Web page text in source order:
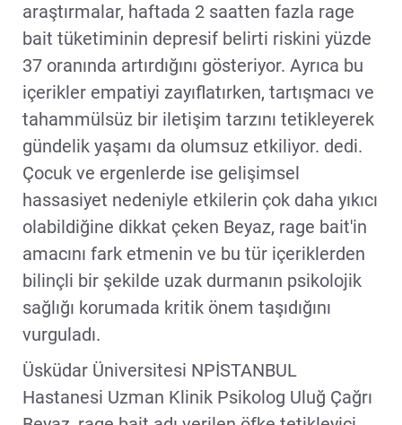
araştırmalar, haftada 2 saatten fazla rage
bait tüketiminin depresif belirti riskini yüzde
37 oranında artırdığını gösteriyor. Ayrıca bu
içerikler empatiyi zayıflatırken, tartışmacı ve
tahammülsüz bir iletişim tarzını tetikleyerek
gündelik yaşamı da olumsuz etkiliyor. dedi.
Çocuk ve ergenlerde ise gelişimsel
hassasiyet nedeniyle etkilerin çok daha yıkıcı
olabildiğine dikkat çeken Beyaz, rage bait'in
amacını fark etmenin ve bu tür içeriklerden
bilinçli bir şekilde uzak durmanın psikolojik
sağlığı korumada kritik önem taşıdığını
vurguladı.
Üsküdar Üniversitesi NPİSTANBUL
Hastanesi Uzman Klinik Psikolog Uluğ Çağrı